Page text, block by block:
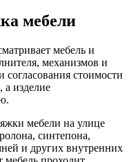
мебели
мебель и
механизмов и
стоимости
а изделие
мебели на улице
синтепона,
и других внутренних